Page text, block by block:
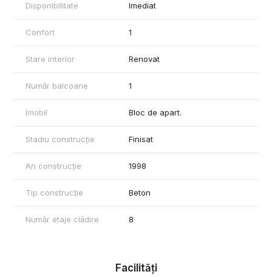
Disponibilitate Imediat
Confort 1
Stare interior Renovat
Număr balcoane 1
Imobil Bloc de apart.
Stadiu construcție Finisat
An construcție 1998
Tip construcție Beton
Număr etaje clădire 8
Facilități